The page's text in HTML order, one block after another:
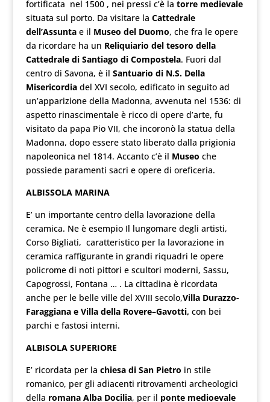
fortificata nel 1500 , nei pressi c’è la torre medievale
situata sul porto. Da visitare la Cattedrale
dell’Assuntae il Museo del Duomo, che fra le opere
da ricordare ha un Reliquiario del tesoro della
Cattedrale di Santiago di Compostela. Fuori dal
centro di Savona, è il Santuario di N.S. Della
Misericordiadel XVI secolo, edificato in seguito ad
un’apparizione della Madonna, avvenuta nel 1536: di
aspetto rinascimentale è ricco di opere d’arte, fu
visitato da papa Pio VII, che incoronò la statua della
Madonna, dopo essere stato liberato dalla prigionia
napoleonica nel 1814. Accanto c’è il Museo che
possiede paramenti sacri e opere di oreficeria.
ALBISSOLA MARINA
E’ un importante centro della lavorazione della
ceramica. Ne è esempio Il lungomare degli artisti,
Corso Bigliati, caratteristico per la lavorazione in
ceramica raffigurante in grandi riquadri le opere
policrome di noti pittori e scultori moderni, Sassu,
Capogrossi, Fontana … . La cittadina è ricordata
anche per le belle ville del XVIII secolo,Villa Durazzo-
Faraggiana e Villa della Rovere–Gavotti, con bei
parchi e fastosi interni.
ALBISOLA SUPERIORE
E’ ricordata per la chiesa di San Pietro in stile
romanico, per gli adiacenti ritrovamenti archeologici
della romana Alba Docilia, per il ponte medioevale